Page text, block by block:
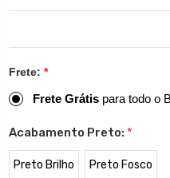
Frete: *
Frete Grátis para todo o
Acabamento Preto: *
Preto Brilho Preto Fosco